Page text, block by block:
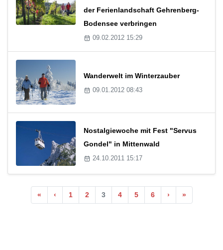
der Ferienlandschaft Gehrenberg-
Bodensee verbringen
09.02.2012 15:29
Wanderwelt im Winterzauber
09.01.2012 08:43
Nostalgiewoche mit Fest "Servus
Gondel" in Mittenwald
24.10.2011 15:17
« ‹ 1 2 3 4 5 6 › »